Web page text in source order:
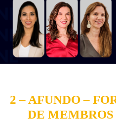
2 – AFUNDO –
DE